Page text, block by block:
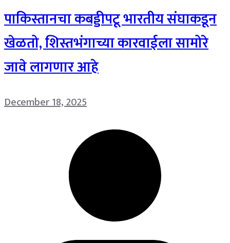
पाकिस्तानचा कबड्डीपटू भारतीय संघाकडून
खेळतो, शिस्तभंगाच्या कारवाईला सामोरे
जावे लागणार आहे
December 18, 2025